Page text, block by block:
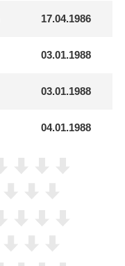
17.04.1986
03.01.1988
03.01.1988
04.01.1988